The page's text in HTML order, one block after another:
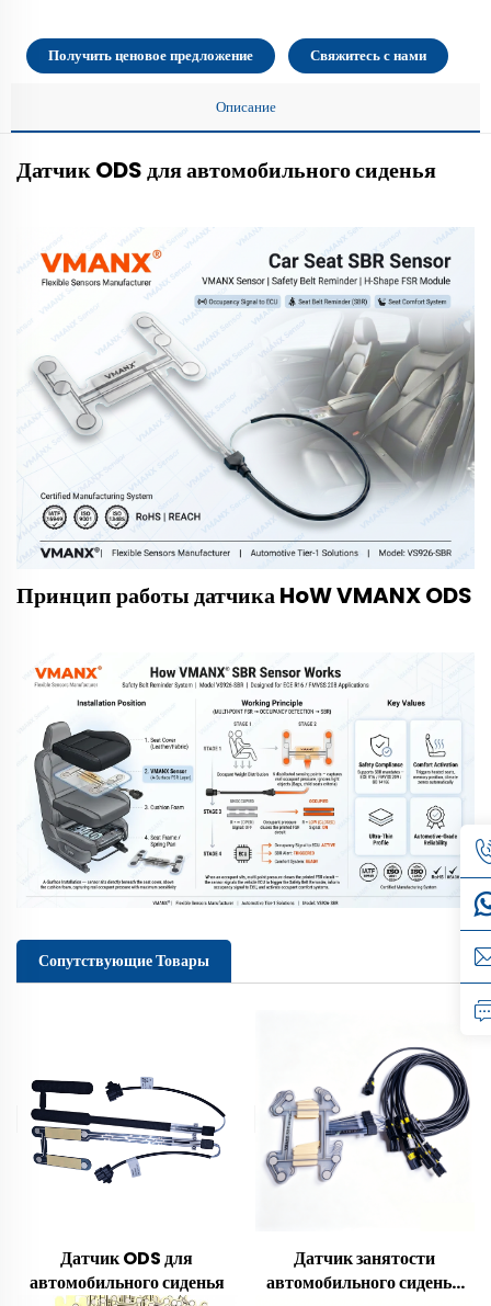
Получить ценовое предложение Свяжитесь с нами
Описание
Датчик ODS для автомобильного сиденья
Принцип работы датчика HoW VMANX ODS
Сопутствующие Товары
Датчик ODS для
автомобильного сиденья
Датчик занятости
автомобильного сиденья